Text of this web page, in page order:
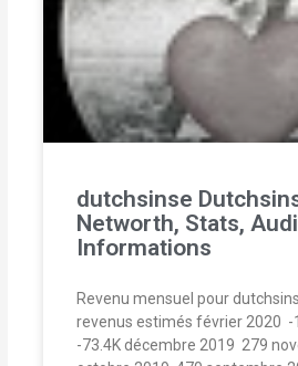
dutchsinse
Networth, Stats,
Informations
Revenu mensuel pour
revenus estimés février 2020  -
-73.4K décembre 2019  279